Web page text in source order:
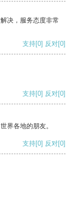
决，服务态度非常
支持[0] 反对[0]
支持[0] 反对[0]
界各地的朋友。
支持[0] 反对[0]